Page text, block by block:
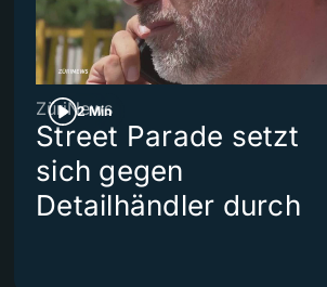
2 Min
ZüriNews
Street Parade setzt
sich gegen
Detailhändler durch